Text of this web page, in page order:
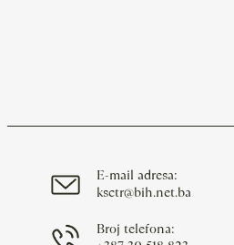
E-mail adresa:
ksctr@bih.net.ba
Broj telefona: